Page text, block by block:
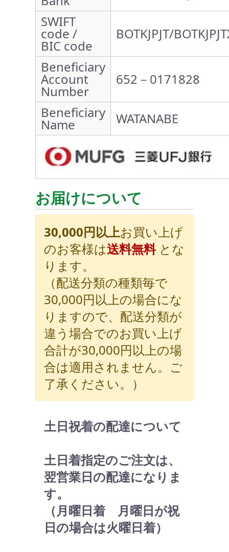
SWIFT
code /
BIC code
BOTKJPJT/
Beneficiary
Account
Number
652－0171828
Beneficiary
Name WATANABE
お届けについて
30,000円以上お買い上げ
のお客様は送料無料とな
ります。
（配送分類の種類毎で
30,000円以上の場合にな
りますので、配送分類が
違う場合でのお買い上げ
合計が30,000円以上の場
合は適用されません。ご
了承ください。）
土日祝着の配達について
土日着指定のご注文は、
翌営業日の配達になりま
す。
（月曜日着 月曜日が祝
日の場合は火曜日着）